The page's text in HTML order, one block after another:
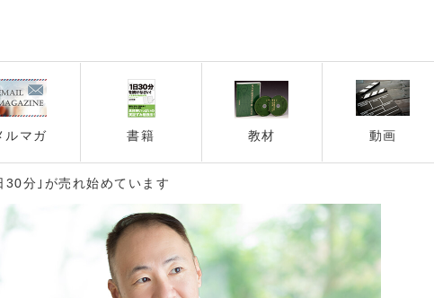
ルマガ 書籍 教材 動画
30分｣が売れ始めています